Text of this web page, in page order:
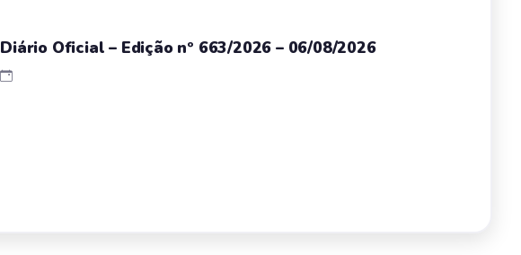
Diário Oficial – Edição nº 663/2026 – 06/08/2026